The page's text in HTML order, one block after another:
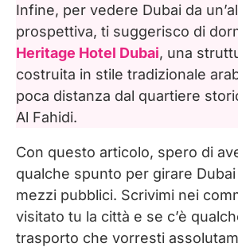
Infine, per vedere Dubai da
prospettiva, ti suggerisco di
Heritage Hotel Dubai, una
costruita in stile tradizionale
poca distanza dal quartiere
Al Fahidi.
Con questo articolo, spero di
qualche spunto per girare
mezzi pubblici. Scrivimi nei
visitato tu la città e se c’è
trasporto che vorresti